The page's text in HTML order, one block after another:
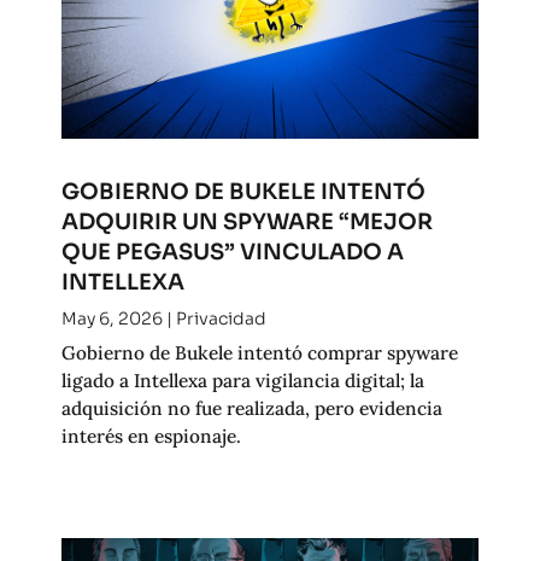
GOBIERNO DE BUKELE INTENTÓ
ADQUIRIR UN SPYWARE “MEJOR
QUE PEGASUS” VINCULADO A
INTELLEXA
May 6, 2026| Privacidad
Gobierno de Bukele intentó comprar spyware
ligado a Intellexa para vigilancia digital; la
adquisición no fue realizada, pero evidencia
interés en espionaje.